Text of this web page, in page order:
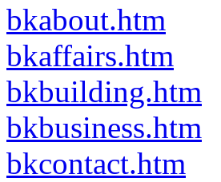
bkabout.htm
bkaffairs.htm
bkbuilding.htm
bkbusiness.htm
bkcontact.htm